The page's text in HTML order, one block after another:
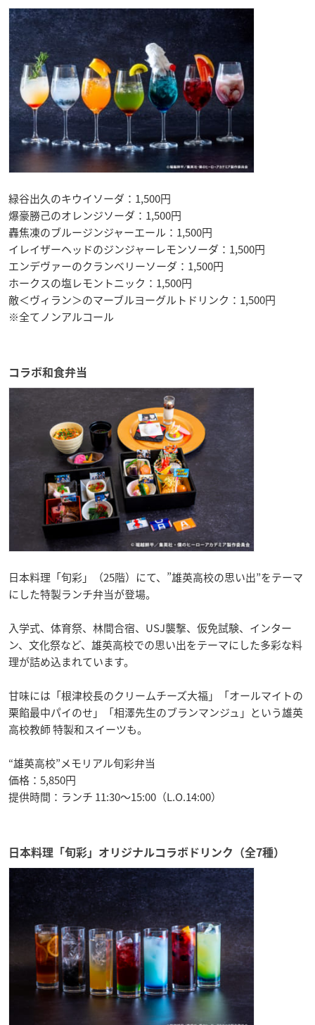
緑谷出久のキウイソーダ：1,500円
爆豪勝己のオレンジソーダ：1,500円
轟焦凍のブルージンジャーエール：1,500円
イレイザーヘッドのジンジャーレモンソーダ：1,500円
エンデヴァーのクランベリーソーダ：1,500円
ホークスの塩レモントニック：1,500円
敵＜ヴィラン＞のマーブルヨーグルトドリンク：1,500円
※全てノンアルコール
コラボ和食弁当
日本料理「旬彩」（25階）にて、”雄英高校の思い出”をテーマ
にした特製ランチ弁当が登場。
入学式、体育祭、林間合宿、USJ襲撃、仮免試験、インター
ン、文化祭など、雄英高校での思い出をテーマにした多彩な料
理が詰め込まれています。
甘味には「根津校長のクリームチーズ大福」「オールマイトの
栗餡最中パイのせ」「相澤先生のブランマンジュ」という雄英
高校教師 特製和スイーツも。
“雄英高校”メモリアル旬彩弁当
価格：5,850円
提供時間：ランチ 11:30〜15:00（L.O.14:00）
日本料理「旬彩」オリジナルコラボドリンク（全7種）